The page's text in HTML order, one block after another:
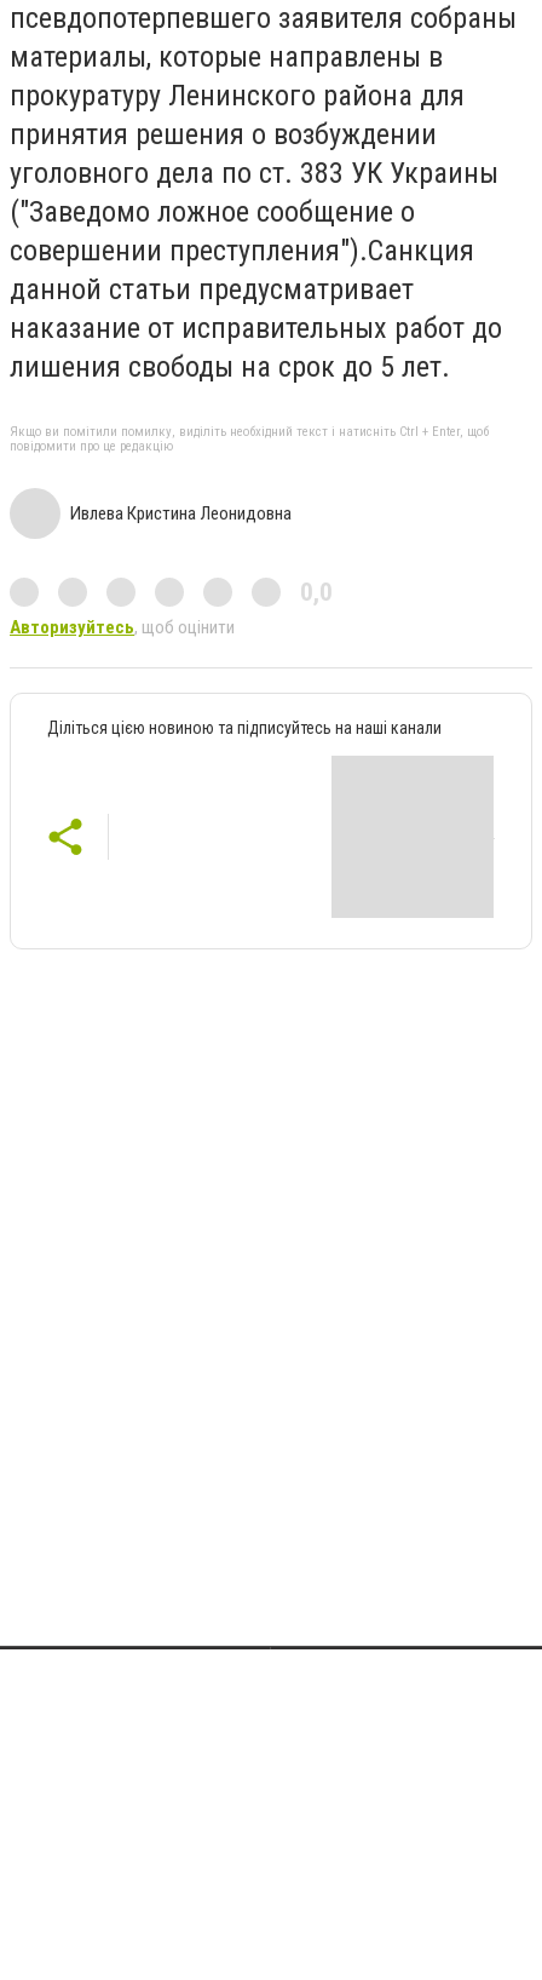
псевдопотерпевшего заявителя собраны
материалы, которые направлены в
прокуратуру Ленинского района для
принятия решения о возбуждении
уголовного дела по ст. 383 УК Украины
("Заведомо ложное сообщение о
совершении преступления").Санкция
данной статьи предусматривает
наказание от исправительных работ до
лишения свободы на срок до 5 лет.
Якщо ви помітили помилку, виділіть необхідний текст і натисніть Ctrl + Enter, щоб
повідомити про це редакцію
Ивлева Кристина Леонидовна
0,0
Авторизуйтесь, щоб оцінити
Діліться цією новиною та підписуйтесь на наші канали